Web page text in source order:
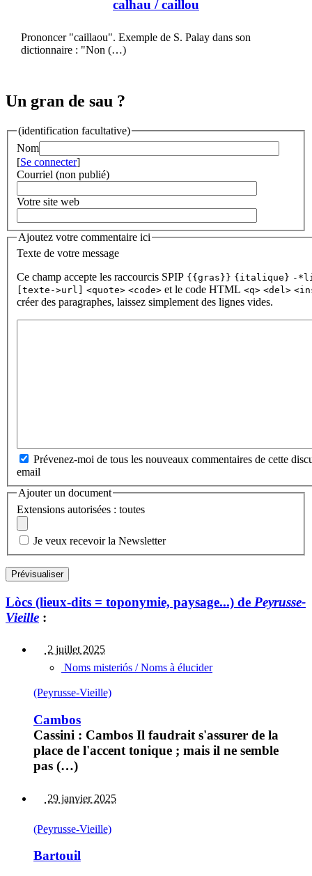
calhau / caillou
Prononcer "caillaou". Exemple de S. Palay dans son
dictionnaire : "Non (…)
Un gran de sau ?
(identification facultative)
Nom
[Se connecter]
Courriel (non publié)
Votre site web
Ajoutez votre commentaire ici
Texte de votre message
Ce champ accepte les raccourcis SPIP {{gras}} {italique} -
[texte->url]
<quote> <code> et le code HTML <q> <del>
créer des paragraphes, laissez simplement des lignes vides.
Prévenez-moi de tous les nouveaux commentaires de cette
email
Ajouter un document
Extensions autorisées : toutes
Je veux recevoir la Newsletter
Lòcs (lieux-dits = toponymie, paysage...) de Peyrusse-
Vieille :
2 juillet 2025
Noms misteriós / Noms à élucider
(Peyrusse-Vieille)
Cambos
Cassini : Cambos Il faudrait s'assurer de la
place de l'accent tonique ; mais il ne semble
pas (…)
29 janvier 2025
(Peyrusse-Vieille)
Bartouil